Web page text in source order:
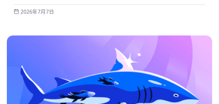
2026年7月7日